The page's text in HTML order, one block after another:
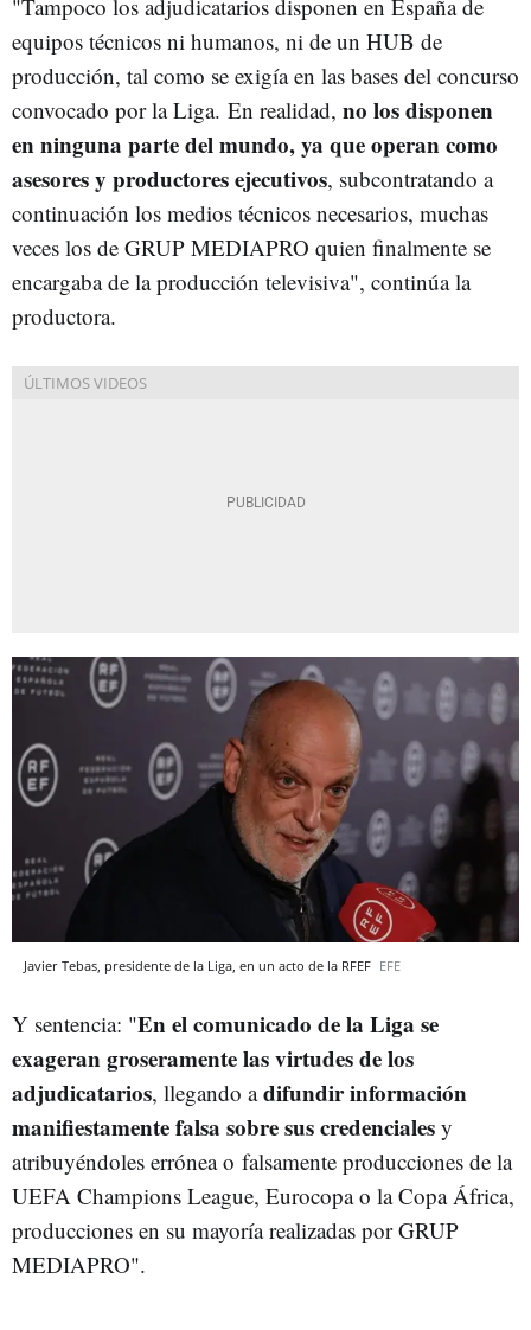
"Tampoco los adjudicatarios disponen en España de
equipos técnicos ni humanos, ni de un HUB de
producción, tal como se exigía en las bases del concurso
convocado por la Liga. En realidad, no los disponen
en ninguna parte del mundo, ya que operan como
asesores y productores ejecutivos, subcontratando a
continuación los medios técnicos necesarios, muchas
veces los de GRUP MEDIAPRO quien finalmente se
encargaba de la producción televisiva", continúa la
productora.
Javier Tebas, presidente de la Liga, en un acto de la RFEF EFE
Y sentencia: "En el comunicado de la Liga se
exageran groseramente las virtudes de los
adjudicatarios, llegando adifundir información
manifiestamente falsa sobre sus credenciales y
atribuyéndoles errónea o falsamente producciones de la
UEFA Champions League, Eurocopa o la Copa África,
producciones en su mayoría realizadas por GRUP
MEDIAPRO".